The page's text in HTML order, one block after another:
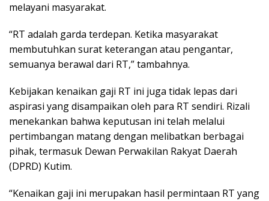
melayani masyarakat.
“RT adalah garda terdepan. Ketika masyarakat
membutuhkan surat keterangan atau pengantar,
semuanya berawal dari RT,” tambahnya.
Kebijakan kenaikan gaji RT ini juga tidak lepas dari
aspirasi yang disampaikan oleh para RT sendiri. Rizali
menekankan bahwa keputusan ini telah melalui
pertimbangan matang dengan melibatkan berbagai
pihak, termasuk Dewan Perwakilan Rakyat Daerah
(DPRD) Kutim.
“Kenaikan gaji ini merupakan hasil permintaan RT yang